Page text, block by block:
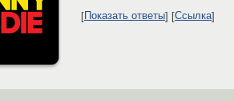
Показать ответы Ссылка